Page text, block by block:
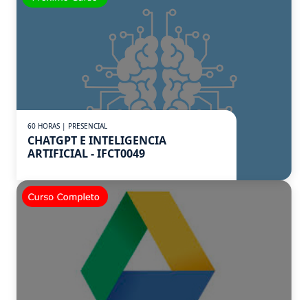
60 HORAS | PRESENCIAL
CHATGPT E INTELIGENCIA
ARTIFICIAL - IFCT0049